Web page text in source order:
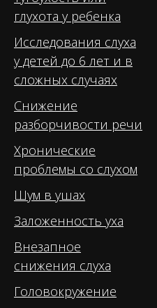
глухота у ребенка
Исследования слуха
у детей до 6 лет и в
сложных случаях
Снижение
разборчивости речи
Хронические
проблемы со слухом
Шум в ушах
Заложенность уха
Внезапное
снижения слуха
Головокружение